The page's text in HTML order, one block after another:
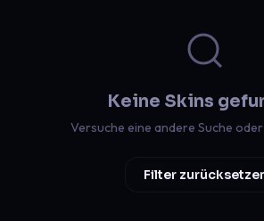
Keine Skins
Versuche eine andere Suche
Filter